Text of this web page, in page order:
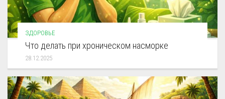
ЗДОРОВЬЕ
Что делать при хроническом насморке
28.12.2025